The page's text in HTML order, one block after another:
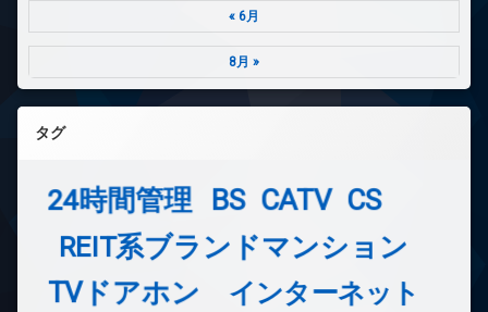
« 6月
8月 »
タグ
24時間管理 BS CATV CS
REIT系ブランドマンション
TVドアホン インターネット